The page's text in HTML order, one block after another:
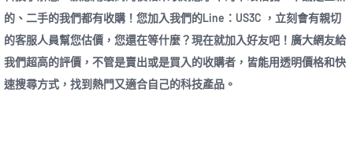
的、二手的我們都有收購！您加入我們的Line：US3C ，立刻會有親切
的客服人員幫您估價，您還在等什麼？現在就加入好友吧！廣大網友給
我們超高的評價，不管是賣出或是買入的收購者，皆能用透明價格和快
速搜尋方式，找到熱門又適合自己的科技產品。